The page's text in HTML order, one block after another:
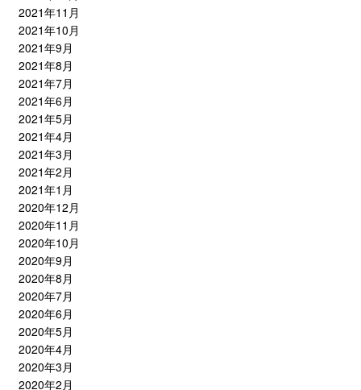
2021年11月
2021年10月
2021年9月
2021年8月
2021年7月
2021年6月
2021年5月
2021年4月
2021年3月
2021年2月
2021年1月
2020年12月
2020年11月
2020年10月
2020年9月
2020年8月
2020年7月
2020年6月
2020年5月
2020年4月
2020年3月
2020年2月